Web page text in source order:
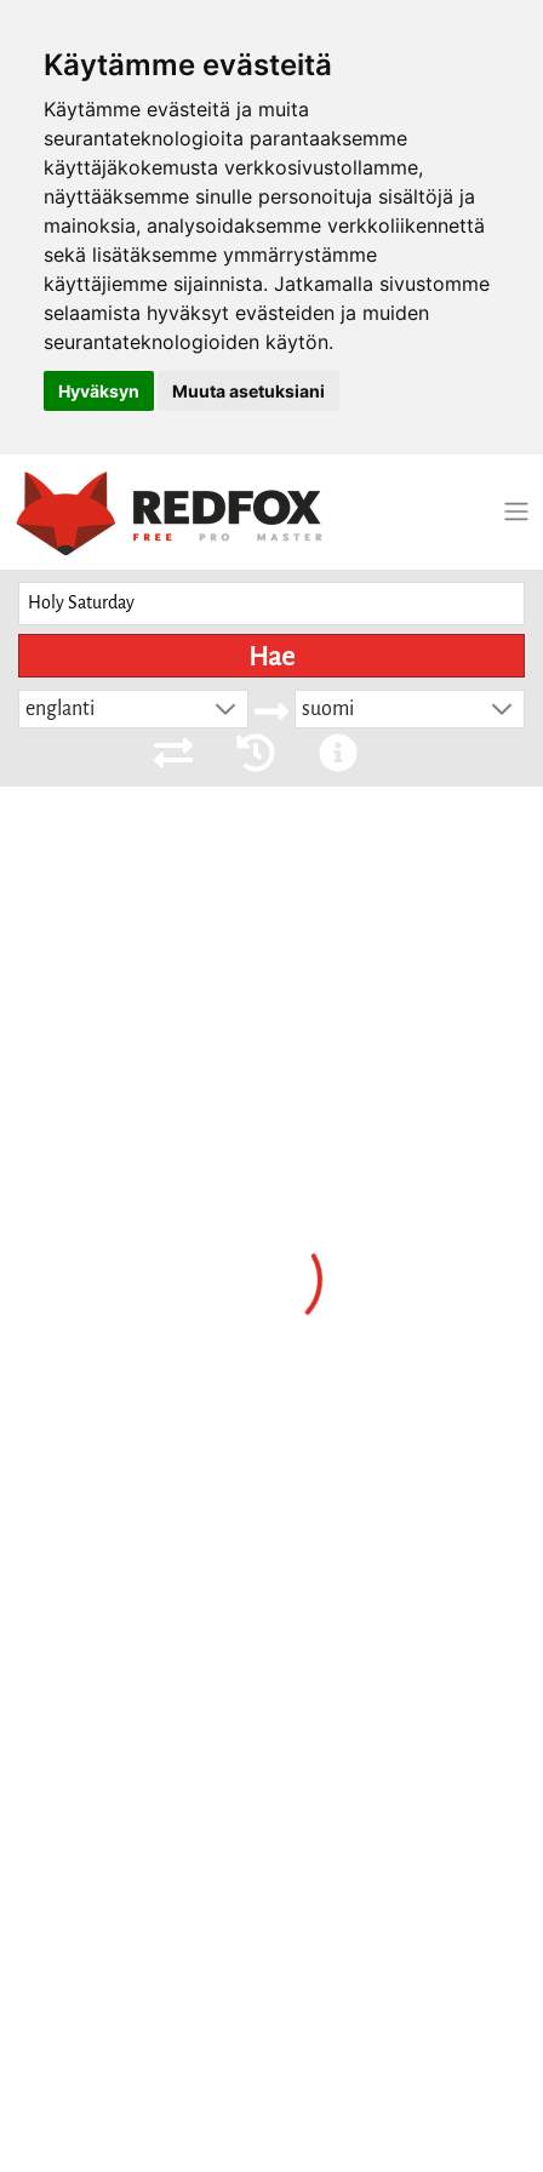
Käytämme evästeitä
Käytämme evästeitä ja muita
seurantateknologioita parantaaksemme
käyttäjäkokemusta verkkosivustollamme,
näyttääksemme sinulle personoituja sisältöjä ja
mainoksia, analysoidaksemme verkkoliikennettä
sekä lisätäksemme ymmärrystämme
käyttäjiemme sijainnista. Jatkamalla sivustomme
selaamista hyväksyt evästeiden ja muiden
seurantateknologioiden käytön.
Hyväksyn Muuta asetuksiani
Hae
englanti suomi